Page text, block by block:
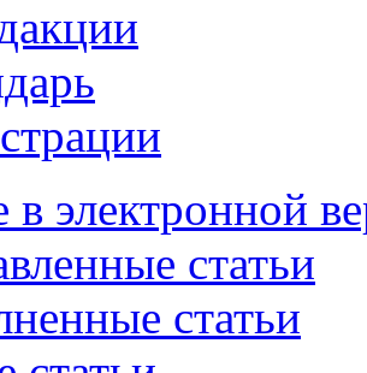
в электронной
статьи
статьи